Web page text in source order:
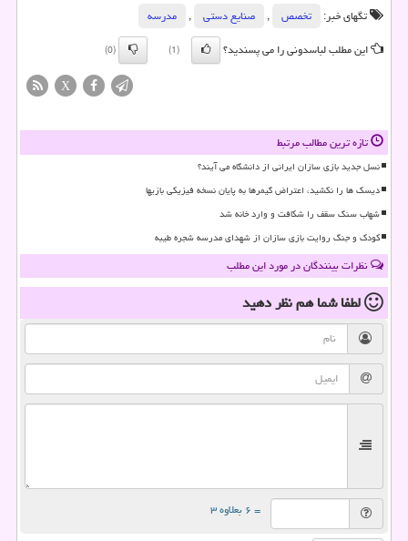
تگهای خبر:
تخصص , صنایع دستی ,
مدرسه
این مطلب لباسدونی را می پسندید؟
(1)
(0)
X
تازه ترین مطالب مرتبط
نسل جدید بازی سازان ایرانی از دانشگاه می آیند؟
دیسک ها را نکشید، اعتراض گیمرها به پایان نسخه فیزیکی بازیها
شهاب سنگ سقف را شکافت و وارد خانه شد
کودک و جنگ روایت بازی سازان از شهدای مدرسه شجره طیبه
نظرات بینندگان در مورد این مطلب
لطفا شما همنظر دهید
= ۶ بعلاوه ۳